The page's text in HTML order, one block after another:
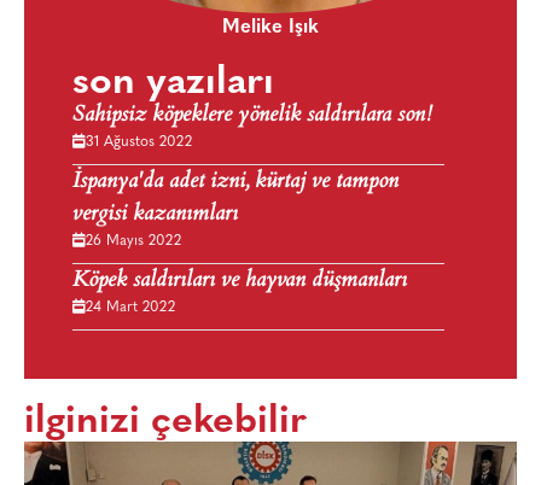
Melike Işık
son yazıları
Sahipsiz köpeklere yönelik saldırılara son!
31 Ağustos 2022
İspanya'da adet izni, kürtaj ve tampon
vergisi kazanımları
26 Mayıs 2022
Köpek saldırıları ve hayvan düşmanları
24 Mart 2022
ilginizi çekebilir